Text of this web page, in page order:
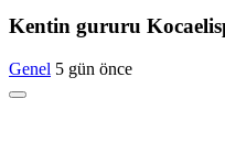
Kentin gururu
Genel 5 gün önce